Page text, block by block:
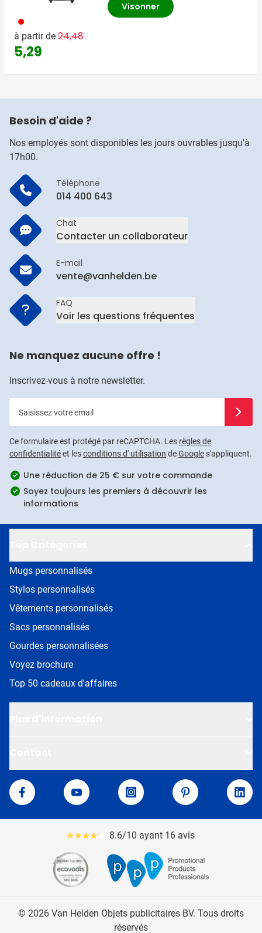
008
à partir de Prix normal
24,48
5,29
Visonner
Besoin d'aide ?
Nos employés sont disponibles les jours ouvrables jusqu'à
17h00.
Téléphone
014 400 643
Chat
Contacter un collaborateur
E-mail
vente@vanhelden.be
FAQ
Voir les questions fréquentes
Ne manquez aucune offre !
Inscrivez-vous à notre newsletter.
Ce formulaire est protégé par reCAPTCHA. Les règles de
confidentialitéet lesconditions d' utilisation deGoogles'appliquent.
Une réduction de 25 € sur votre commande
Soyez toujours les premiers à découvrir les
informations
Mugs personnalisés
Stylos personnalisés
Vêtements personnalisés
Sacs personnalisés
Gourdes personnalisées
Voyez brochure
Top 50 cadeaux d'affaires
Van Helden
Facebook
YouTube Instagram Pinterest
Le pourcentage moyen d'avis est de 86
8.6/10 ayant 16 avis
© 2026 Van Helden Objets publicitaires BV. Tous droits
réservés